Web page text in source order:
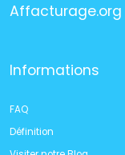
Affacturage.org
Informations
FAQ
Définition